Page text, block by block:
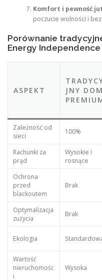
Komfort i pewność
poczucie wolności i
Porównanie
Energy Independence
ASPEKT
JNY DOM
Zależność od
sieci
100%
Rachunki za
prąd
Wysokie i
rosnące
Ochrona
przed
blackoutem
Brak
Optymalizacja
zużycia
Brak
Ekologia
Wartość
nieruchomośc
i
Wysoka